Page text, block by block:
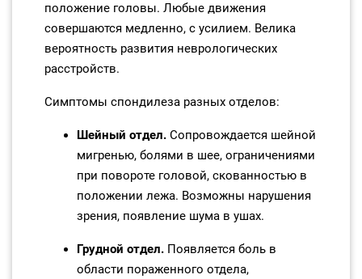
положение головы. Любые движения
совершаются медленно, с усилием. Велика
вероятность развития неврологических
расстройств.
Симптомы спондилеза разных отделов:
Шейный отдел. Сопровождается шейной
мигренью, болями в шее, ограничениями
при повороте головой, скованностью в
положении лежа. Возможны нарушения
зрения, появление шума в ушах.
Грудной отдел. Появляется боль в
области пораженного отдела,